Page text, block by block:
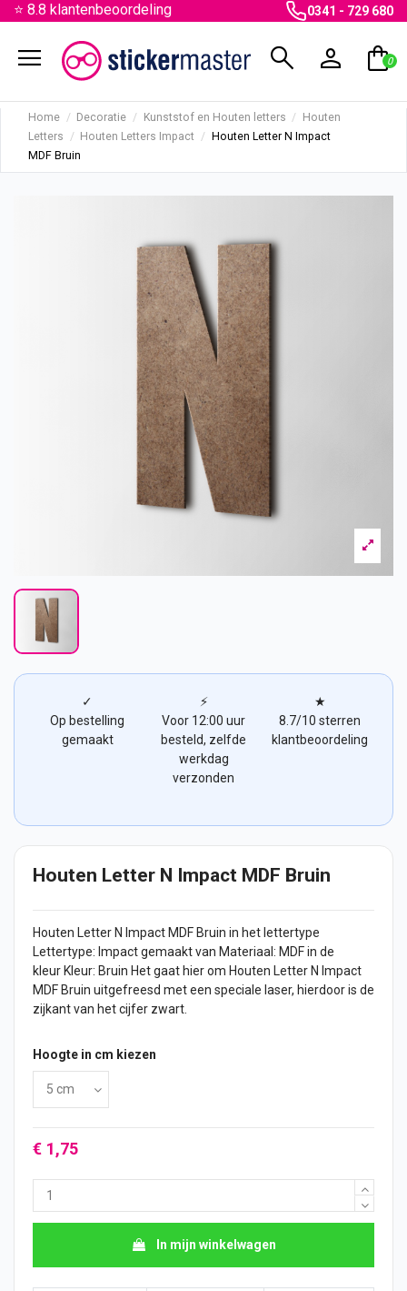
⭐ 8.8 klantenbeoordeling 0341 - 729 680
menu search person shopping_bag
0
Home Decoratie Kunststof en Houten letters
Houten
Letters
Houten Letters Impact
Houten Letter N Impact
MDF Bruin
✓
Op bestelling
gemaakt
⚡
Voor 12:00 uur
besteld, zelfde
werkdag
verzonden
★
8.7/10 sterren
klantbeoordeling
Houten Letter N Impact MDF Bruin
Houten Letter N Impact MDF Bruin in het lettertype
Lettertype: Impact gemaakt van Materiaal: MDF in de
kleur Kleur: Bruin Het gaat hier om Houten Letter N Impact
MDF Bruin uitgefreesd met een speciale laser, hierdoor is de
zijkant van hetcijfer zwart.
Hoogte in cm kiezen
€ 1,75
In mijn winkelwagen